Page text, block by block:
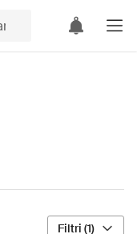
Filtri (1)